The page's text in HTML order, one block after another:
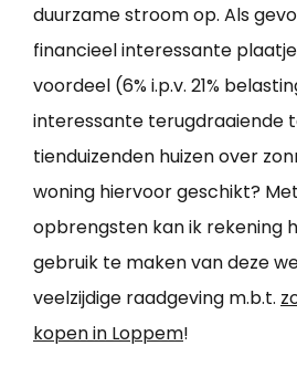
duurzame stroom op. Als
financieel interessante
voordeel (6% i.p.v. 21%
interessante terugdraaiende
tienduizenden huizen over
woning hiervoor geschikt?
opbrengsten kan ik rekening
gebruik te maken van deze
veelzijdige raadgeving m.b.t.
kopen in Loppem!